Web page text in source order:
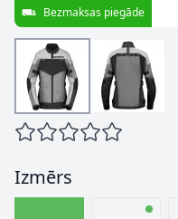
Bezmaksas piegāde
Izmērs